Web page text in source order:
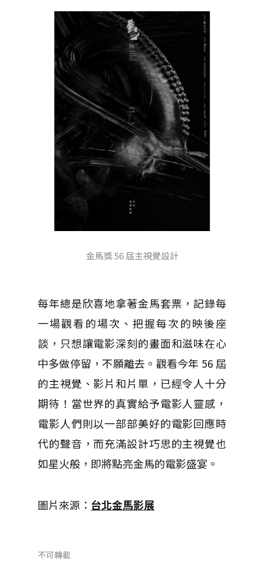
金馬獎 56 屆主視覺設計
每年總是欣喜地拿著金馬套票，記錄每
一場觀看的場次、把握每次的映後座
談，只想讓電影深刻的畫面和滋味在心
中多做停留，不願離去。觀看今年 56 屆
的主視覺、影片和片單，已經令人十分
期待！當世界的真實給予電影人靈感，
電影人們則以一部部美好的電影回應時
代的聲音，而充滿設計巧思的主視覺也
如星火般，即將點亮金馬的電影盛宴。
圖片來源： 台北金馬影展
不可轉載